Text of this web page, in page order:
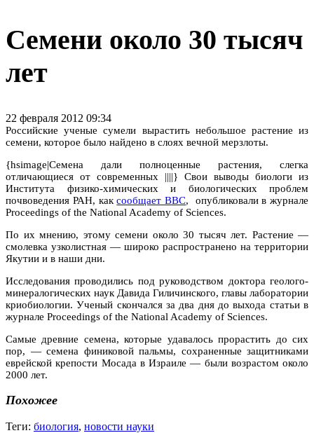
Семени около 30 тысяч
лет
22 февраля 2012 09:34
Российские ученые сумели вырастить небольшое растение из
семени, которое было найдено в слоях вечной мерзлоты.
{hsimage|Семена дали полноценные растения, слегка
отличающиеся от современных ||||} Свои выводы биологи из
Института физико-химических и биологических проблем
почвоведения РАН, каксообщает BBC, опубликовали в журнале
Proceedings of the National Academy of Sciences.
По их мнению, этому семени около 30 тысяч лет. Растение —
смолевка узколистная — широко распространено на территории
Якутии и в наши дни.
Исследования проводились под руководством доктора геолого-
минералогических наук Давида Гиличинского, главы лаборатории
криобиологии. Ученый скончался за два дня до выхода статьи в
журнале Proceedings of the National Academy of Sciences.
Самые древние семена, которые удавалось прорастить до сих
пор, — семена финиковой пальмы, сохраненные защитниками
еврейской крепости Мосада в Израиле — были возрастом около
2000 лет.
Похожее
Теги: биология, новости науки